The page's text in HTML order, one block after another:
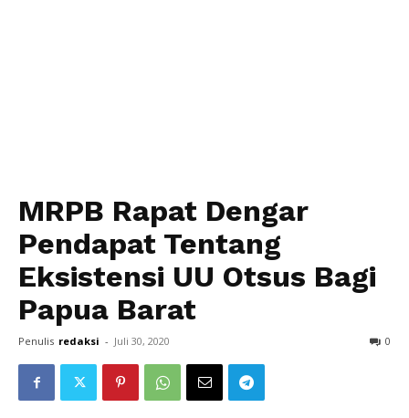
MRPB Rapat Dengar
Pendapat Tentang
Eksistensi UU Otsus Bagi
Papua Barat
Penulis redaksi - Juli 30, 2020 0